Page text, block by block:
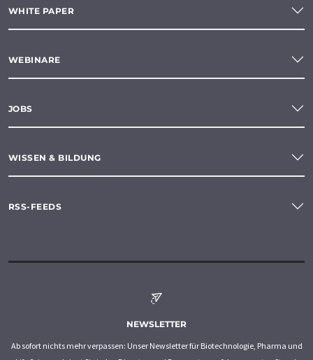
WHITE PAPER
WEBINARE
JOBS
WISSEN & BILDUNG
RSS-FEEDS
NEWSLETTER
Ab sofort nichts mehr verpassen: Unser Newsletter für Biotechnologie, Pharma und